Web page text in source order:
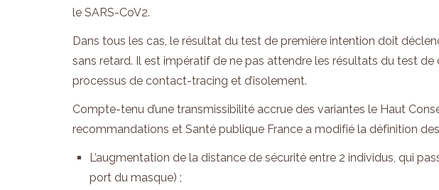
le SARS-CoV2.
Dans tous les cas, le résultat du test de première intention doit
sans retard. Il est impératif de ne pas attendre les résultats du test
processus de contact-tracing et d’isolement.
Compte-tenu d’une transmissibilité accrue des variantes le Haut
recommandations et Santé publique France a modifié la définition
L’augmentation de la distance de sécurité entre 2 individus, qui
port du masque) ;